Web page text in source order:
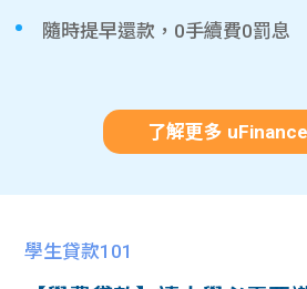
隨時提早還款，0手續費0罰息
了解更多
學生貸款101